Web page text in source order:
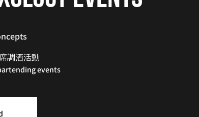
調酒活動
A passport to 11 Asia's 50 best guest bartending events